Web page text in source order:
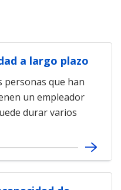
a largo plazo
personas que han
un empleador
durar varios